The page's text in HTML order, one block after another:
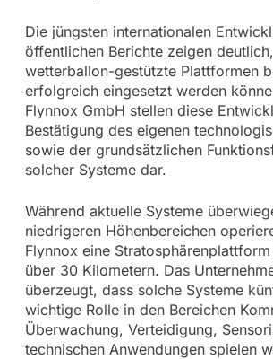
Die jüngsten internationalen
öffentlichen Berichte zeigen
wetterballon-gestützte Plattformen
erfolgreich eingesetzt werden
Flynnox GmbH stellen diese
Bestätigung des eigenen
sowie der grundsätzlichen
solcher Systeme dar.
Während aktuelle Systeme
niedrigeren Höhenbereichen
Flynnox eine
über 30 Kilometern. Das
überzeugt, dass solche Systeme
wichtige Rolle in den Bereichen
Überwachung, Verteidigung,
technischen Anwendungen spielen